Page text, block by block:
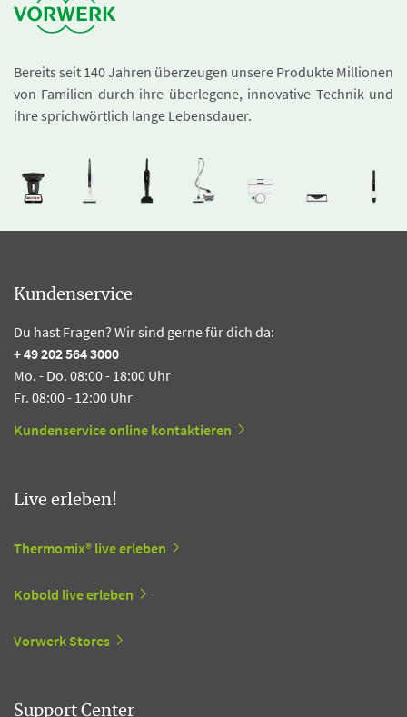
Bereits seit 140 Jahren überzeugen unsere Produkte Millionen
von Familien durch ihre überlegene, innovative Technik und
ihre sprichwörtlich lange Lebensdauer.
Kundenservice
Du hast Fragen? Wir sind gerne für dich da:
+ 49 202 564 3000
Mo. - Do. 08:00 - 18:00 Uhr
Fr. 08:00 - 12:00 Uhr
Kundenservice online kontaktieren
Live erleben!
Thermomix® live erleben
Kobold live erleben
Vorwerk Stores
Support Center